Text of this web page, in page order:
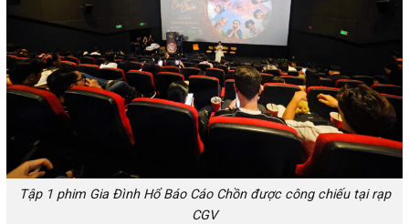
Tập 1 phim Gia Đình Hổ Báo Cáo Chồn được công chiếu tại rạp
CGV